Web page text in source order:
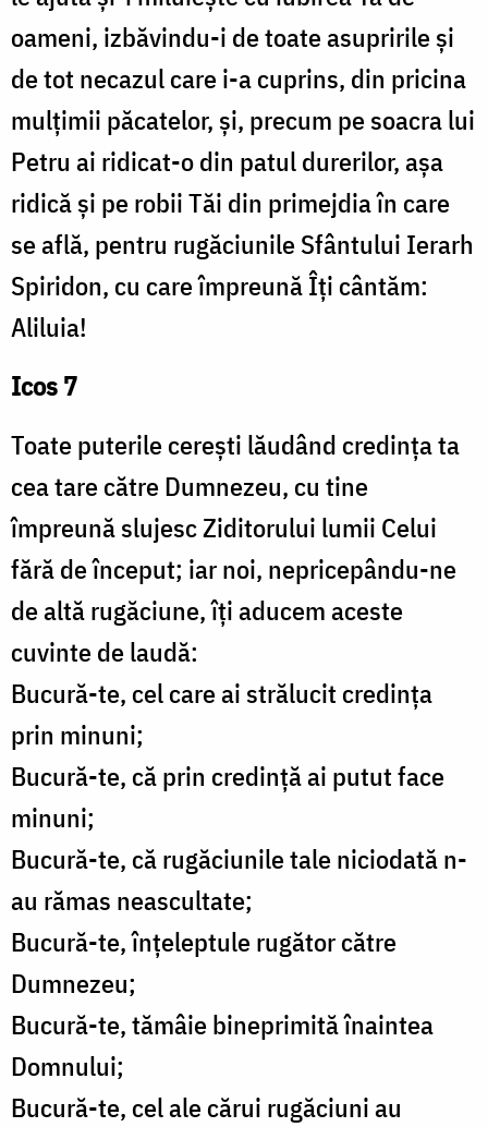
oameni, izbăvindu-i de toate asupririle și
de tot necazul care i-a cuprins, din pricina
mulțimii păcatelor, și, precum pe soacra lui
Petru ai ridicat-o din patul durerilor, așa
ridică și pe robii Tăi din primejdia în care
se află, pentru rugăciunile Sfântului Ierarh
Spiridon, cu care împreună Îți cântăm:
Aliluia!
Icos 7
Toate puterile cerești lăudând credința ta
cea tare către Dumnezeu, cu tine
împreună slujesc Ziditorului lumii Celui
fără de început; iar noi, nepricepându-ne
de altă rugăciune, îți aducem aceste
cuvinte de laudă:
Bucură-te, cel care ai strălucit credința
prin minuni;
Bucură-te, că prin credință ai putut face
minuni;
Bucură-te, că rugăciunile tale niciodată n-
au rămas neascultate;
Bucură-te, înțeleptule rugător către
Dumnezeu;
Bucură-te, tămâie bineprimită înaintea
Domnului;
Bucură-te, cel ale cărui rugăciuni au